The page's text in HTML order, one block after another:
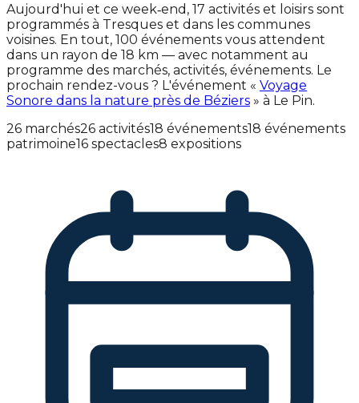
Aujourd'hui et ce week‑end, 17 activités et loisirs sont
programmés à Tresques et dans les communes
voisines. En tout, 100 événements vous attendent
dans un rayon de 18 km — avec notamment au
programme des marchés, activités, événements. Le
prochain rendez-vous ? L'événement « Voyage
Sonore dans la nature près de Béziers » à Le Pin.
26 marchés26 activités18 événements18 événements
patrimoine16 spectacles8 expositions